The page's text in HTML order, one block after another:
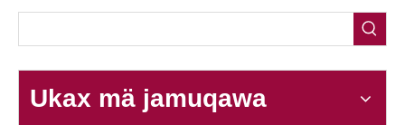
Ukax mä jamuqawa